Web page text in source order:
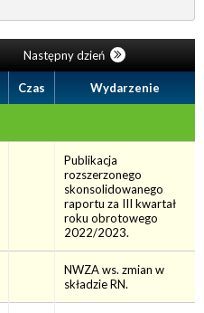
Następny dzień
Czas Wydarzenie
Publikacja
rozszerzonego
skonsolidowanego
raportu za III kwartał
roku obrotowego
2022/2023.
NWZA ws. zmian w
składzie RN.